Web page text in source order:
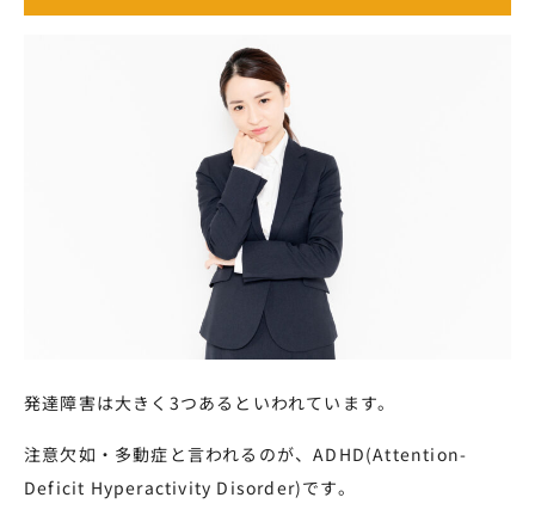
発達障害は大きく3つあるといわれています。
注意欠如・多動症と言われるのが、ADHD(Attention-
Deficit Hyperactivity Disorder)です。